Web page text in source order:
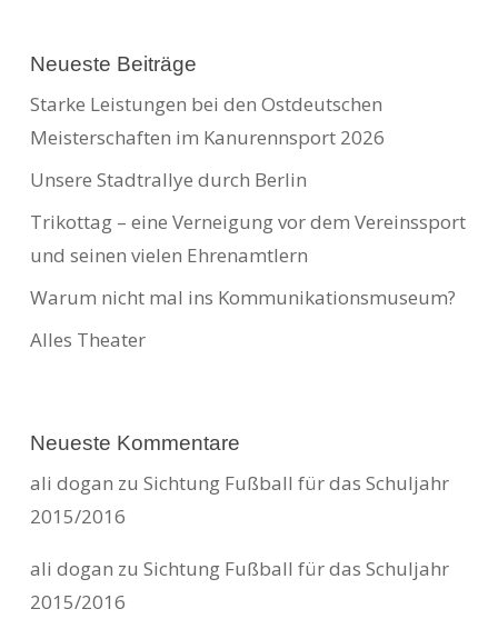
Neueste Beiträge
Starke Leistungen bei den Ostdeutschen
Meisterschaften im Kanurennsport 2026
Unsere Stadtrallye durch Berlin
Trikottag – eine Verneigung vor dem Vereinssport
und seinen vielen Ehrenamtlern
Warum nicht mal ins Kommunikationsmuseum?
Alles Theater
Neueste Kommentare
ali dogan zu Sichtung Fußball für das Schuljahr
2015/2016
ali dogan zu Sichtung Fußball für das Schuljahr
2015/2016